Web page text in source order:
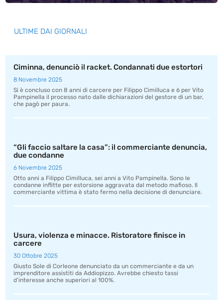
ULTIME DAI GIORNALI
Ciminna, denunciò il racket. Condannati due estortori
8 Novembre 2025
Si è concluso con 8 anni di carcere per Filippo Cimilluca e 6 per Vito
Pampinella il processo nato dalle dichiarazioni del gestore di un bar,
che pagò per paura.
“Gli faccio saltare la casa”: il commerciante denuncia,
due condanne
6 Novembre 2025
Otto anni a Filippo Cimilluca, sei anni a Vito Pampinella. Sono le
condanne inflitte per estorsione aggravata dal metodo mafioso. Il
commerciante vittima è stato fermo nella decisione di denunciare.
Usura, violenza e minacce. Ristoratore finisce in
carcere
30 Ottobre 2025
Giusto Sole di Corleone denunciato da un commerciante e da un
imprenditore assistiti da Addiopizzo. Avrebbe chiesto tassi
d’interesse anche superiori al 100%.